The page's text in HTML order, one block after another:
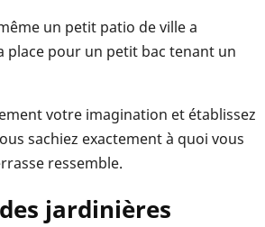
un petit patio de ville a
place pour un petit bac tenant un
votre imagination et établissez
sachiez exactement à quoi vous
ressemble.
jardinières